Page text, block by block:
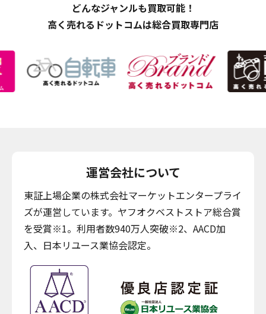
どんなジャンルも買取可能！
高く売れるドットコムは総合買取専門店
運営会社について
東証上場企業の株式会社マーケットエンタープライ
ズが運営しています。ヤフオクベストストア総合賞
を受賞※1。利用者数940万人突破※2、AACD加
入、日本リユース業協会認定。